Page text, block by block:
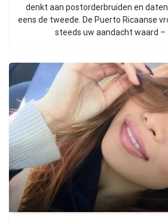
denkt aan postorderbruiden en
eens de tweede. De Puerto Ricaanse
steeds uw aandacht waard –